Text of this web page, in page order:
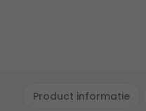
Product informatie